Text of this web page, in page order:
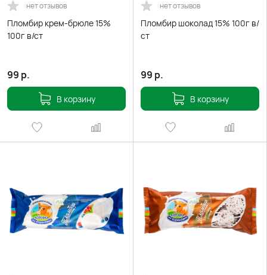
нет отзывов
Пломбир крем-брюле 15%
100г в/ст
99 р.
В корзину
нет отзывов
Пломбир шоколад 15% 100г в/
ст
99 р.
В корзину